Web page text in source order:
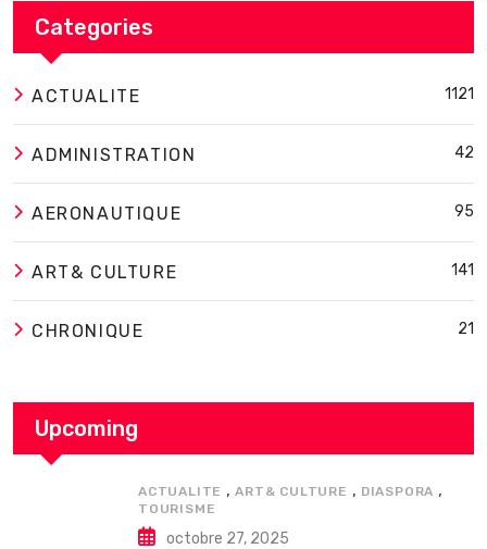
Categories
ACTUALITE 1121
ADMINISTRATION 42
AERONAUTIQUE 95
ART& CULTURE 141
CHRONIQUE 21
Upcoming
ACTUALITE ,ART& CULTURE , DIASPORA ,
TOURISME
octobre 27, 2025